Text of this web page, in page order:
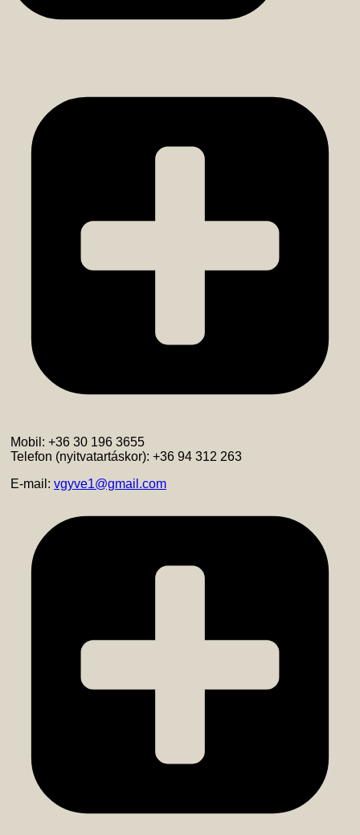
Mobil: +36 30 196 3655
Telefon (nyitvatartáskor): +36 94 312 263
E-mail: vgyve1@gmail.com